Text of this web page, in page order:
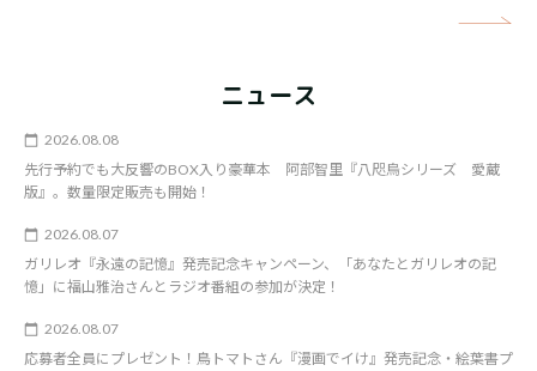
ニュース
2026.08.08
先行予約でも大反響のBOX入り豪華本 阿部智里『八咫烏シリーズ 愛蔵
版』。数量限定販売も開始！
2026.08.07
ガリレオ『永遠の記憶』発売記念キャンペーン、「あなたとガリレオの記
憶」に福山雅治さんとラジオ番組の参加が決定！
2026.08.07
応募者全員にプレゼント！鳥トマトさん『漫画でイけ』発売記念・絵葉書プ